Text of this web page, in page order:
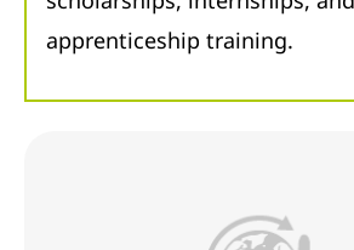
apprenticeship training.